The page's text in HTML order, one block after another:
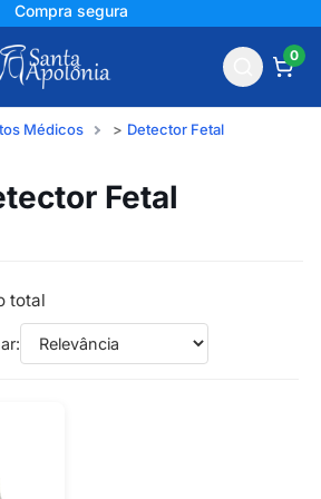
Compra segura
0
Médicos Detector Fetal
Fetal
total